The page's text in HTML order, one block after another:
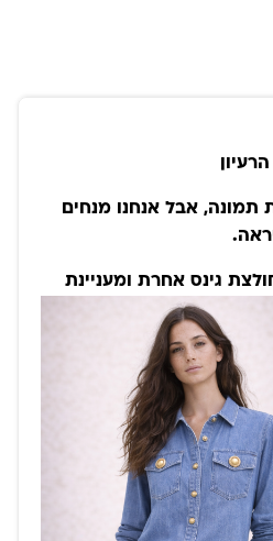
תמונה, אבל אנחנו מנחים
גינס אחרת ומעניינת